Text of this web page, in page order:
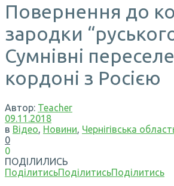
Повернення до
зародки
Сумнівні
кордоні з Росією
Автор: Teacher
09.11.2018
в Відео, Новини, Чернігівська
0
0
ПОДІЛИЛИСЬ
ПоділитисьПоділитисьПоділитись